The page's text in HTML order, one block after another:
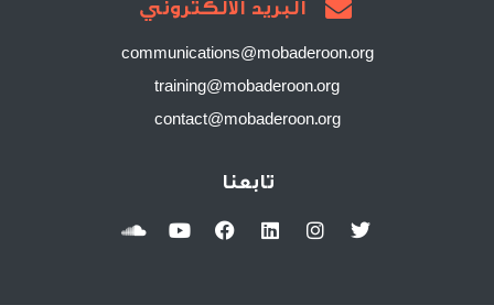
البريد الالكتروني
communications@mobaderoon.org
training@mobaderoon.org
contact@mobaderoon.org
تابعنا